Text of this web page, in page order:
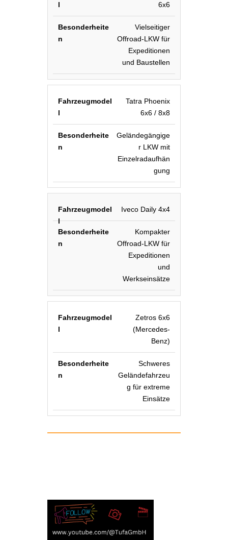
6x6
Vielseitiger
Offroad-LKW für
Expeditionen
und Baustellen
Tatra Phoenix
6x6 / 8x8
Geländegängige
r LKW mit
Einzelradaufhän
gung
Iveco Daily 4x4
Kompakter
Offroad-LKW für
Expeditionen
und
Werkseinsätze
Zetros 6x6
(Mercedes-
Benz)
Schweres
Geländefahrzeu
g für extreme
Einsätze